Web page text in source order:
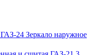
Зеркало наружное